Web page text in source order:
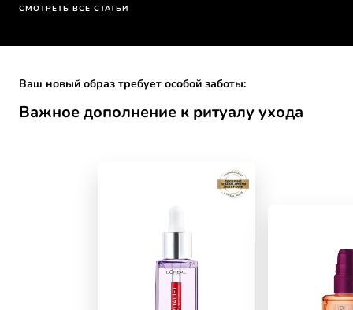
СМОТРЕТЬ ВСЕ СТАТЬИ
Важное дополнение к ритуалу ухода
Ваш новый образ требует особой заботы: